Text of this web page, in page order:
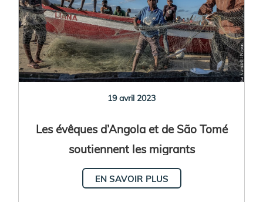
19 avril 2023
Les évêques d’Angola et de São Tomé
soutiennent les migrants
EN SAVOIR PLUS